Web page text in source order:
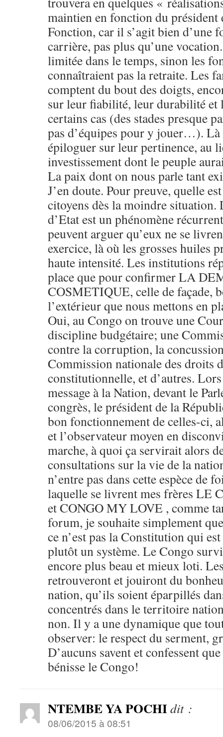
maintien en fonction du président
Fonction, car il s’agit bien d’une
carrière, pas plus qu’une
limitée dans le temps, sinon les
connaîtraient pas la retraite. Les
comptent du bout des doigts,
sur leur fiabilité, leur durabilité et
certains cas (des stades presque
pas d’équipes pour y jouer…). Là
épiloguer sur leur pertinence, au
investissement dont le peuple
La paix dont on nous parle tant
J’en doute. Pour preuve, quelle
citoyens dès la moindre situation.
d’Etat est un phénomène
peuvent arguer qu’eux ne se
exercice, là où les grosses huiles
haute intensité. Les institutions
place que pour confirmer LA
COSMETIQUE, celle de façade,
l’extérieur que nous mettons en
Oui, au Congo on trouve une
discipline budgétaire; une
contre la corruption, la
Commission nationale des droits
constitutionnelle, et d’autres.
message à la Nation, devant le
congrès, le président de la
bon fonctionnement de celles-ci,
et l’observateur moyen en
marche, à quoi ça servirait alors
consultations sur la vie de la
n’entre pas dans cette espèce de
laquelle se livrent mes frères LE
et CONGO MY LOVE , comme
forum, je souhaite simplement
ce n’est pas la Constitution qui
plutôt un système. Le Congo
encore plus beau et mieux loti.
retrouveront et jouiront du
nation, qu’ils soient éparpillés
concentrés dans le territoire
non. Il y a une dynamique que
observer: le respect du serment,
D’aucuns savent et confessent
bénisse le Congo!
NTEMBE YA POCHIdit :
08/06/2015 à 08:51